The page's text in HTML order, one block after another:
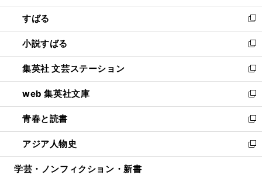
開
く
ウ
で
開
く
ン
ド
ウ
で
開
く
すばる
新
し
い
ウ
ィ
ン
ド
ウ
で
開
く
小説すばる
新
し
い
ウ
ィ
ン
ド
ウ
で
開
集英社 文芸ステーション
新
し
い
ウ
ィ
ン
ド
ウ
web 集英社文庫
新
し
い
ウ
ィ
ン
青春と読書
新
し
い
ウ
アジア人物史
新
し
学芸・ノンフィクション・新書